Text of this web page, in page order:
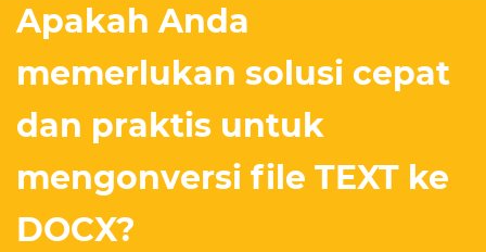
Apakah Anda
memerlukan solusi cepat
dan praktis untuk
mengonversi file TEXT ke
DOCX?